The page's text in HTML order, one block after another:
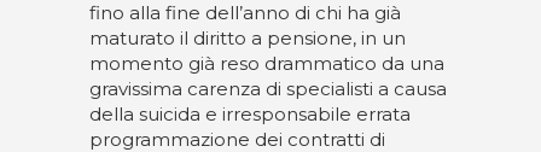
fino alla fine dell’anno di chi ha già
maturato il diritto a pensione, in un
momento già reso drammatico da una
gravissima carenza di specialisti a causa
della suicida e irresponsabile errata
programmazione dei contratti di